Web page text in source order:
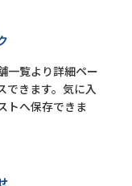
一覧より詳細ペー
できます。気に入
トへ保存できま